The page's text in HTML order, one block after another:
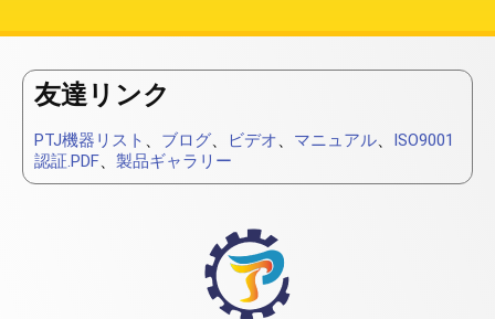
友達リンク
PTJ機器リスト 、 ブログ、 ビデオ、 マニュアル、 ISO9001
認証.PDF、 製品ギャラリー